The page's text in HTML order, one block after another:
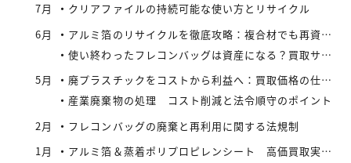
7月
クリアファイルの持続可能な使い方とリサイクル
6月
アルミ箔のリサイクルを徹底攻略：複合材でも再資源化できる最新手法とアイレックス株式会社の取り組み
使い終わったフレコンバッグは資産になる？買取サービスを活用したリサイクル戦略
5月
廃プラスチックをコストから利益へ：買取価格の仕組みと高値で売るコツ
産業廃棄物の処理 コスト削減と法令順守のポイント
2月
フレコンバッグの廃棄と再利用に関する法規制
1月
アルミ箔＆蒸着ポリプロピレンシート 高価買取実施中